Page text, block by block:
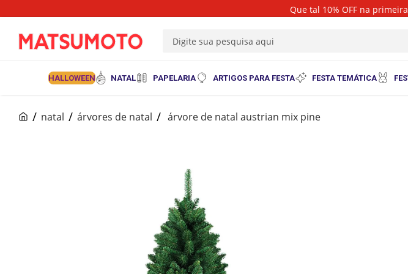
Que tal 10% OFF na
HALLOWEEN NATAL PAPELARIA ARTIGOS PARA FESTA FESTA TEMÁTICA
natal árvores de natal árvore de natal austrian mix pine